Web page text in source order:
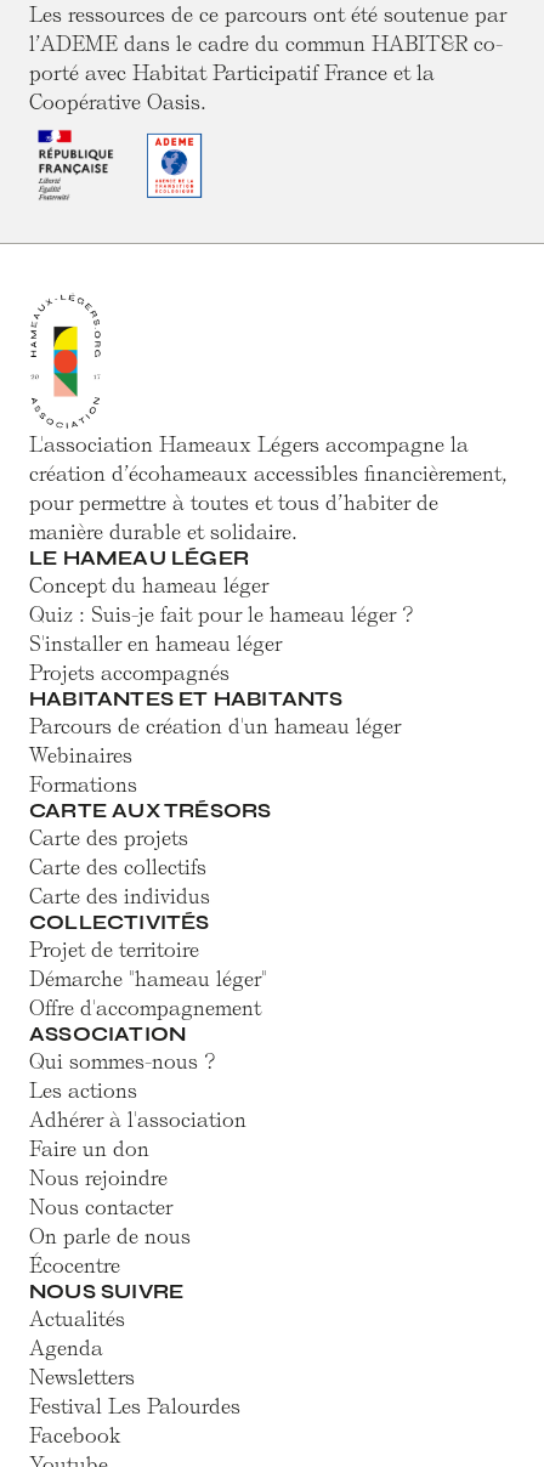
Les ressources de ce parcours ont été soutenue par
l’ADEME dans le cadre du commun HABIT&R co-
porté avec Habitat Participatif France et la
Coopérative Oasis.
L'association Hameaux Légers accompagne la
création d’écohameaux accessibles financièrement,
pour permettre à toutes et tous d’habiter de
manière durable et solidaire.
LE HAMEAU LÉGER
Concept du hameau léger
Quiz : Suis-je fait pour le hameau léger ?
S'installer en hameau léger
Projets accompagnés
HABITANTES ET HABITANTS
Parcours de création d'un hameau léger
Webinaires
Formations
CARTE AUX TRÉSORS
Carte des projets
Carte des collectifs
Carte des individus
COLLECTIVITÉS
Projet de territoire
Démarche "hameau léger"
Offre d'accompagnement
ASSOCIATION
Qui sommes-nous ?
Les actions
Adhérer à l'association
Faire un don
Nous rejoindre
Nous contacter
On parle de nous
Écocentre
NOUS SUIVRE
Actualités
Agenda
Newsletters
Festival Les Palourdes
Facebook